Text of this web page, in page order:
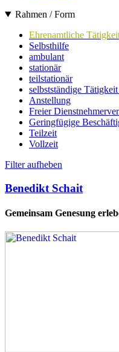
Rahmen / Form
Ehrenamtliche
Selbsthilfe
ambulant
stationär
teilstationär
selbstständige
Anstellung
Freier
Geringfügige
Teilzeit
Vollzeit
Filter aufheben
Benedikt Schait
Gemeinsam Genesung